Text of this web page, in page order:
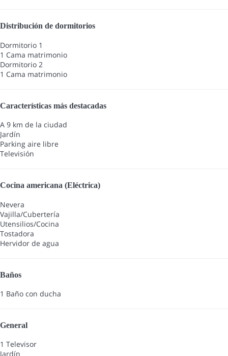
Distribución de dormitorios
Dormitorio 1
1 Cama matrimonio
Dormitorio 2
1 Cama matrimonio
Características más destacadas
A 9 km de la ciudad
Jardín
Parking aire libre
Televisión
Cocina americana (Eléctrica)
Nevera
Vajilla/Cubertería
Utensilios/Cocina
Tostadora
Hervidor de agua
Baños
1 Baño con ducha
General
1 Televisor
Jardín